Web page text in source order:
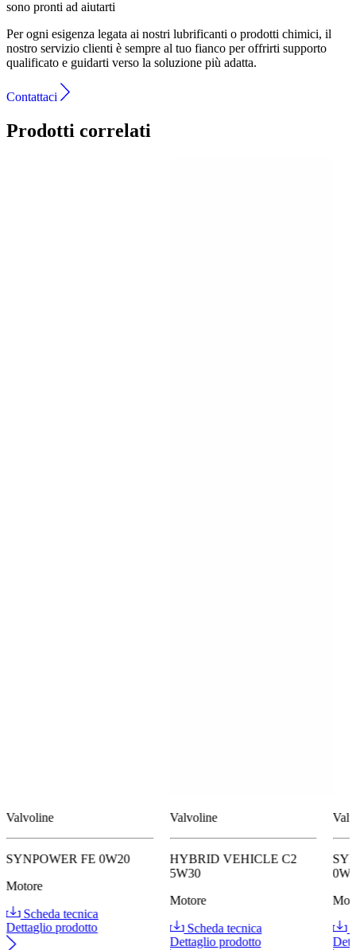
sono pronti ad aiutarti
Per ogni esigenza legata ai nostri lubrificanti o prodotti chimici, il
nostro servizio clienti è sempre al tuo fianco per offrirti supporto
qualificato e guidarti verso la soluzione più adatta.
Contattaci
Prodotti correlati
Valvoline
SYNPOWER FE 0W20
Motore
Scheda tecnica
Dettaglio prodotto
Valvoline
HYBRID VEHICLE C2
5W30
Motore
Scheda tecnica
Dettaglio prodotto